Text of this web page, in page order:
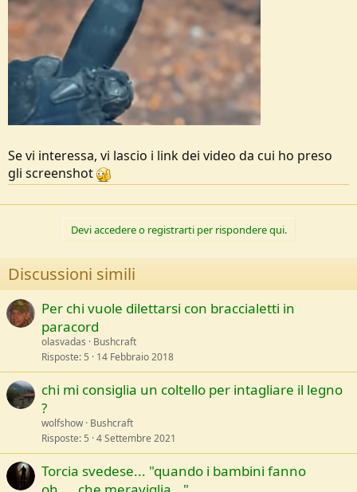
Se vi interessa, vi lascio i link dei video da cui ho preso
gli screenshot
Devi accedere o registrarti per rispondere qui.
Discussioni simili
Per chi vuole dilettarsi con braccialetti in
paracord
olasvadas
Bushcraft
Risposte 5 14 Febbraio 2018
chi mi consiglia un coltello per intagliare il legno
?
wolfshow Bushcraft
Risposte 5 4 Settembre 2021
Torcia svedese... "quando i bambini fanno